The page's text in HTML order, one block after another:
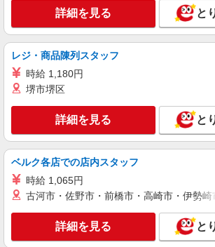
キープ 詳
アルバイト パート
コンパスグループ・ジャパン株式会社 65126_p
時給1,100円以上 試用期間中 時給1,100円以上
(試用期間2ヶ月) 残業が発生した場合、残業代を1
分単位で別途支給します。
シルバー・サン・ホー
倉北区大手町17-15）
キープ
廻転寿司 平四郎
キッチンスタッフ
詳細を見る と
レジ・商品陳列スタッフ
時給 1,180円
堺市堺区
詳細を見る と
ベルク各店での店内スタッフ
時給 1,065円
古河市・佐野市・前橋市・高崎市・伊勢
詳細を見る と